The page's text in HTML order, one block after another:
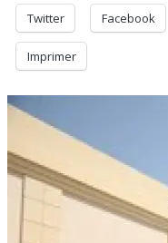
Twitter Facebook
Imprimer